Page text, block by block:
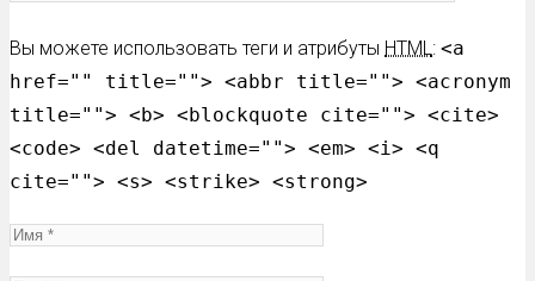
Вы можете использовать теги и атрибуты HTML: <a
href="" title=""> <abbr title=""> <acronym
title=""> <b> <blockquote cite=""> <cite>
<code> <del datetime=""> <em> <i> <q
cite=""> <s> <strike> <strong>